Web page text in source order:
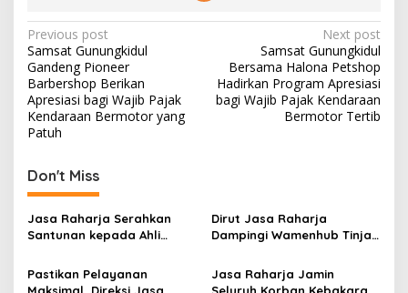
Post
navigation
Previous post
Samsat Gunungkidul
Gandeng Pioneer
Barbershop Berikan
Apresiasi bagi Wajib Pajak
Kendaraan Bermotor yang
Patuh
Next post
Samsat Gunungkidul
Bersama Halona Petshop
Hadirkan Program Apresiasi
bagi Wajib Pajak Kendaraan
Bermotor Tertib
Don't Miss
Jasa Raharja Serahkan
Santunan kepada Ahli
KM Mutiara Sentosa II
Dirut Jasa Raharja
Dampingi Wamenhub Tinjau
Mutiara Sentosa II di RS
PHC Surabaya
Pastikan Pelayanan
Maksimal, Direksi Jasa
Jasa Raharja Jamin
Seluruh Korban Kebakaran